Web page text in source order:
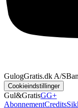
GulogGratis.dk A/S
Cookieindstillinger
Gul&GratisGG+
AbonnementCredits